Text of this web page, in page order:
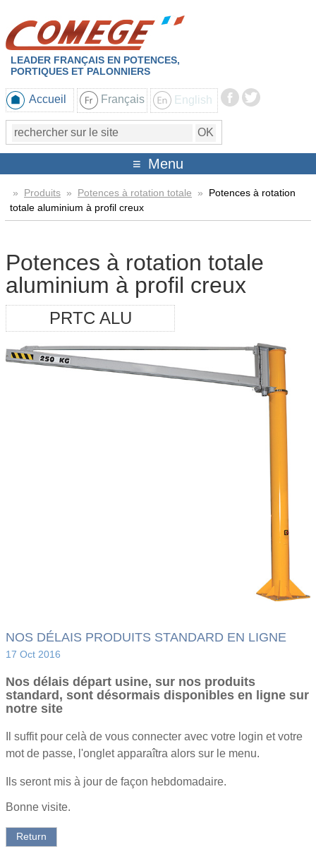
LEADER FRANÇAIS EN POTENCES,
PORTIQUES ET PALONNIERS
Accueil Français English
Menu
» Produits » Potences à rotation totale » Potences à rotation
totale aluminium à profil creux
Potences à rotation totale
aluminium à profil creux
PRTC ALU
NOS DÉLAIS PRODUITS STANDARD EN LIGNE
17 Oct 2016
Nos délais départ usine, sur nos produits
standard, sont désormais disponibles en ligne sur
notre site
Il suffit pour celà de vous connecter avec votre login et votre
mot de passe, l'onglet apparaîtra alors sur le menu.
Ils seront mis à jour de façon hebdomadaire.
Bonne visite.
Return